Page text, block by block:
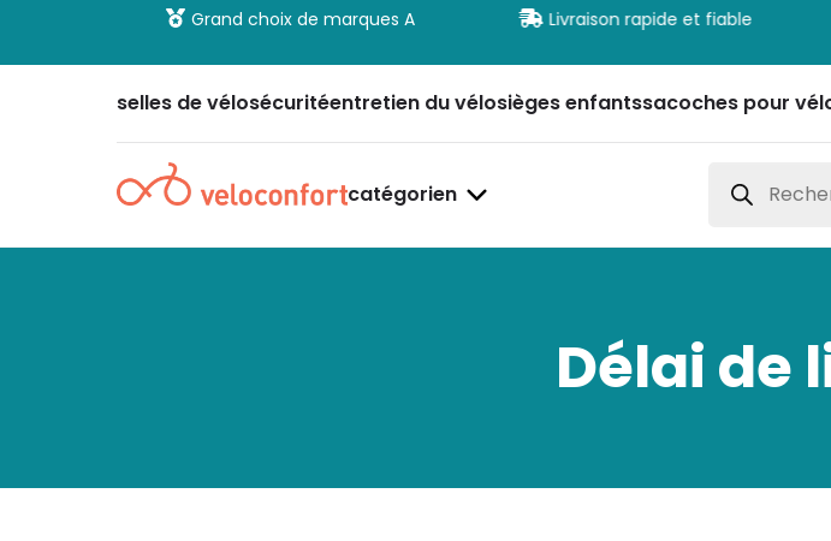
Grand choix de marques A Livraison rapide et fiable
selles de vélosécuritéentretien du vélosièges enfantssacoches pour
catégorien
produits
Délai de